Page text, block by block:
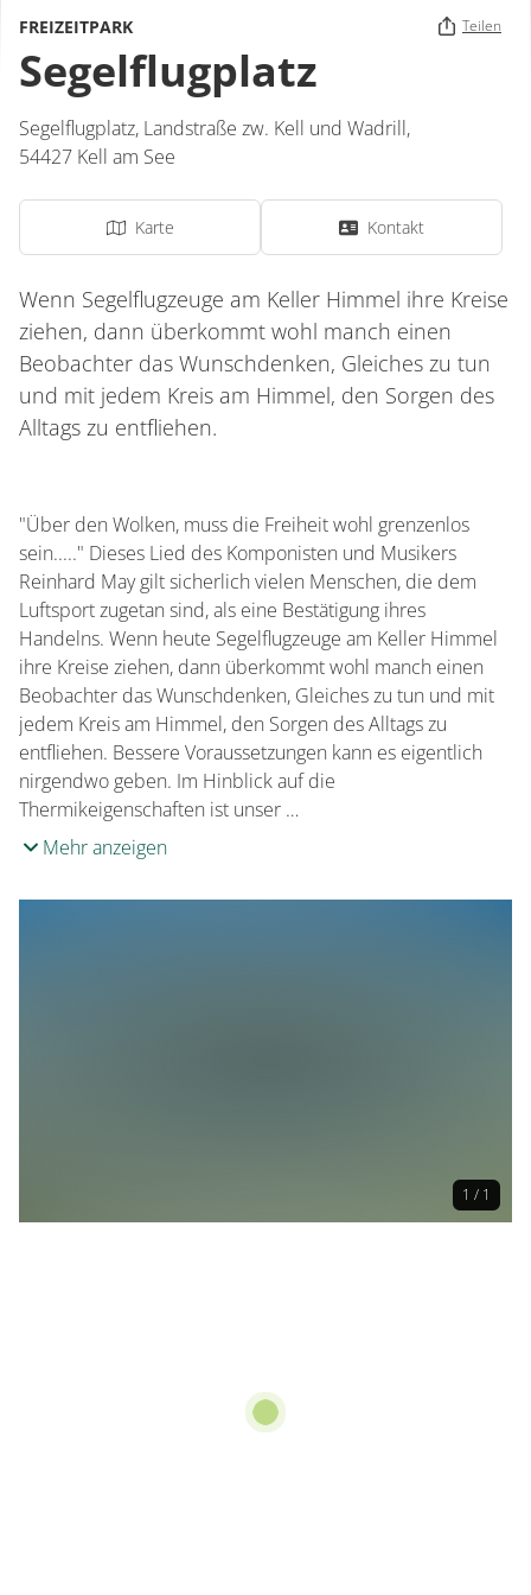
FREIZEITPARK Teilen
Segelflugplatz
Segelflugplatz, Landstraße zw. Kell und Wadrill,
54427 Kell am See
Karte Kontakt
Wenn Segelflugzeuge am Keller Himmel ihre Kreise
ziehen, dann überkommt wohl manch einen
Beobachter das Wunschdenken, Gleiches zu tun
und mit jedem Kreis am Himmel, den Sorgen des
Alltags zu entfliehen.
"Über den Wolken, muss die Freiheit wohl grenzenlos
sein....." Dieses Lied des Komponisten und Musikers
Reinhard May gilt sicherlich vielen Menschen, die dem
Luftsport zugetan sind, als eine Bestätigung ihres
Handelns. Wenn heute Segelflugzeuge am Keller Himmel
ihre Kreise ziehen, dann überkommt wohl manch einen
Beobachter das Wunschdenken, Gleiches zu tun und mit
jedem Kreis am Himmel, den Sorgen des Alltags zu
entfliehen. Bessere Voraussetzungen kann es eigentlich
nirgendwo geben. Im Hinblick auf die
Thermikeigenschaften ist unser …
Mehr anzeigen
1 / 1